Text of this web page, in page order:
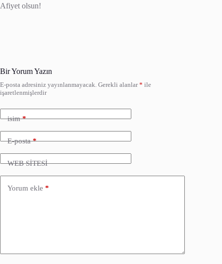
Afiyet olsun!
Bir Yorum Yazın
E-posta adresiniz yayınlanmayacak. Gerekli alanlar* ile
işaretlenmişlerdir
isim*
E-posta*
WEB SİTESİ
Yorum ekle *